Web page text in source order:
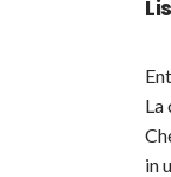
La
in